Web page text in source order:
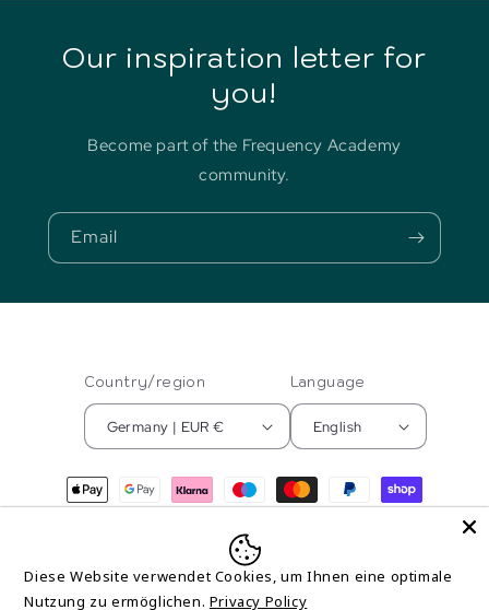
Our inspiration letter for
you!
Become part of the Frequency Academy
community.
Email
Country/region
Germany | EUR €
Language
English
Payment
methods
© 2026,Frequenz AkademiePowered by Shopify Refund policy
Privacy policy Terms of service Contact information
Diese Website verwendet Cookies, um Ihnen eine optimale
Nutzung zu ermöglichen. Privacy Policy